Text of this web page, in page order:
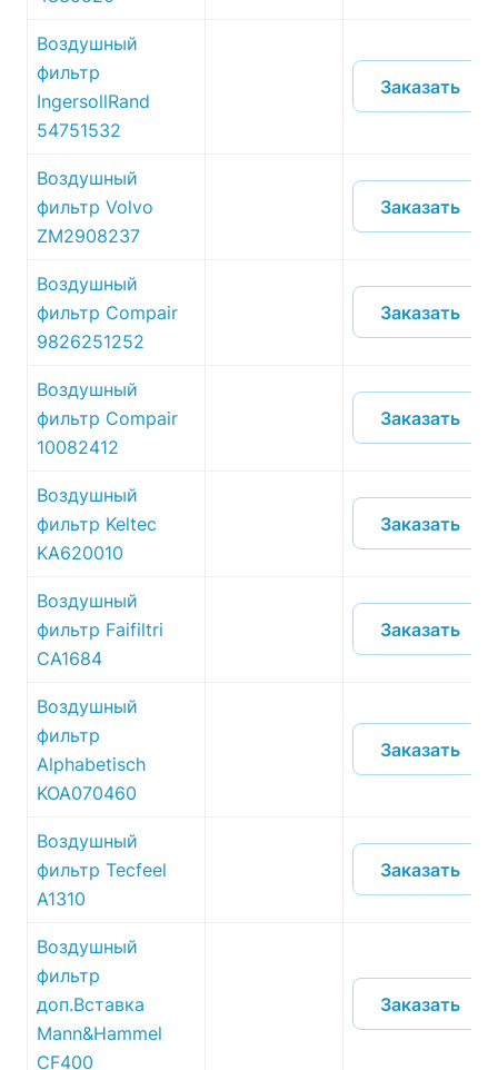
Воздушный
фильтр
IngersollRand
54751532
Заказать
Воздушный
фильтр Volvo
ZM2908237
Заказать
Воздушный
фильтр Compair
9826251252
Заказать
Воздушный
фильтр Compair
10082412
Заказать
Воздушный
фильтр Keltec
KA620010
Заказать
Воздушный
фильтр Faifiltri
CA1684
Заказать
Воздушный
фильтр
Alphabetisch
KOA070460
Заказать
Воздушный
фильтр Tecfeel
A1310
Заказать
Воздушный
фильтр
доп.Вставка
Mann&Hammel
CF400
Заказать